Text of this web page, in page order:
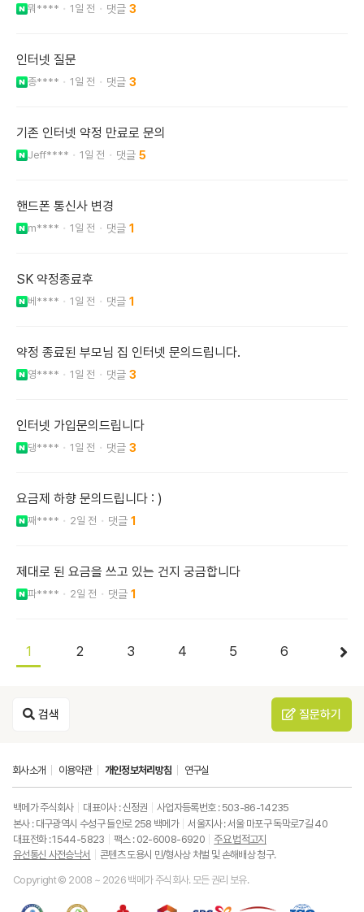
뭐**** 1일 전 3
인터넷 질문
종**** 1일 전 3
기존 인터넷 약정 만료로 문의
Jeff**** 1일 전 5
핸드폰 통신사 변경
m**** 1일 전 1
SK 약정종료후
베**** 1일 전 1
약정 종료된 부모님 집 인터넷 문의드립니다.
영**** 1일 전 3
인터넷 가입문의드립니다
댕**** 1일 전 3
요금제 하향 문의드립니다 : )
째**** 2일 전 1
제대로 된 요금을 쓰고 있는 건지 궁금합니다
파**** 2일 전 1
1 2 3 4 5 6
검색 질문하기
회사소개 이용약관 개인정보처리방침 연구실
백메가 주식회사 대표이사 : 신정권
사업자등록번호 : 503-86-14235
본사 : 대구광역시 수성구 들안로 258 백메가
서울지사 : 서울 마포구 독막로7길 40
대표전화 : 1544-5823
팩스 : 02-6008-6920
주요 법적고지
유선통신 사전승낙서
콘텐츠 도용시 민/형사상 처벌 및 손해배상 청구.
Copyright © 2008 ~ 2026 백메가 주식회사. 모든 권리 보유.
중 중 ISO9001